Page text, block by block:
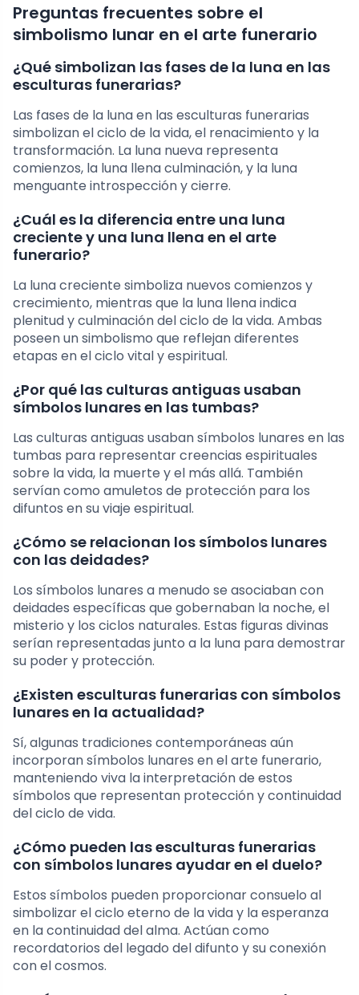
Preguntas frecuentes sobre el
simbolismo lunar en el arte funerario
¿Qué simbolizan las fases de la luna en las
esculturas funerarias?
Las fases de la luna en las esculturas funerarias
simbolizan el ciclo de la vida, el renacimiento y la
transformación. La luna nueva representa
comienzos, la luna llena culminación, y la luna
menguante introspección y cierre.
¿Cuál es la diferencia entre una luna
creciente y una luna llena en el arte
funerario?
La luna creciente simboliza nuevos comienzos y
crecimiento, mientras que la luna llena indica
plenitud y culminación del ciclo de la vida. Ambas
poseen un simbolismo que reflejan diferentes
etapas en el ciclo vital y espiritual.
¿Por qué las culturas antiguas usaban
símbolos lunares en las tumbas?
Las culturas antiguas usaban símbolos lunares en las
tumbas para representar creencias espirituales
sobre la vida, la muerte y el más allá. También
servían como amuletos de protección para los
difuntos en su viaje espiritual.
¿Cómo se relacionan los símbolos lunares
con las deidades?
Los símbolos lunares a menudo se asociaban con
deidades específicas que gobernaban la noche, el
misterio y los ciclos naturales. Estas figuras divinas
serían representadas junto a la luna para demostrar
su poder y protección.
¿Existen esculturas funerarias con símbolos
lunares en la actualidad?
Sí, algunas tradiciones contemporáneas aún
incorporan símbolos lunares en el arte funerario,
manteniendo viva la interpretación de estos
símbolos que representan protección y continuidad
del ciclo de vida.
¿Cómo pueden las esculturas funerarias
con símbolos lunares ayudar en el duelo?
Estos símbolos pueden proporcionar consuelo al
simbolizar el ciclo eterno de la vida y la esperanza
en la continuidad del alma. Actúan como
recordatorios del legado del difunto y su conexión
con el cosmos.